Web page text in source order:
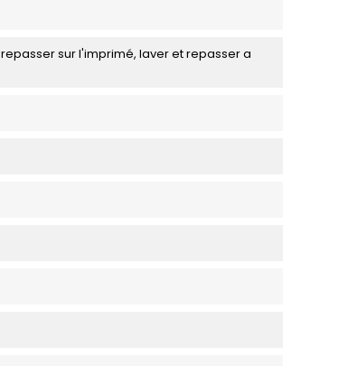
sur l'imprimé, laver et repasser a